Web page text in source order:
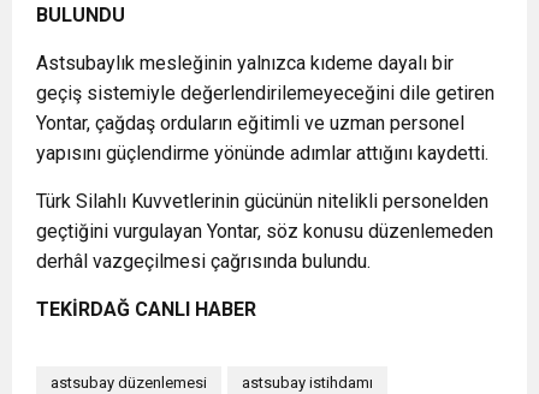
BULUNDU
Astsubaylık mesleğinin yalnızca kıdeme dayalı bir
geçiş sistemiyle değerlendirilemeyeceğini dile getiren
Yontar, çağdaş orduların eğitimli ve uzman personel
yapısını güçlendirme yönünde adımlar attığını kaydetti.
Türk Silahlı Kuvvetlerinin gücünün nitelikli personelden
geçtiğini vurgulayan Yontar, söz konusu düzenlemeden
derhâl vazgeçilmesi çağrısında bulundu.
TEKİRDAĞ CANLI HABER
astsubay düzenlemesi astsubay istihdamı